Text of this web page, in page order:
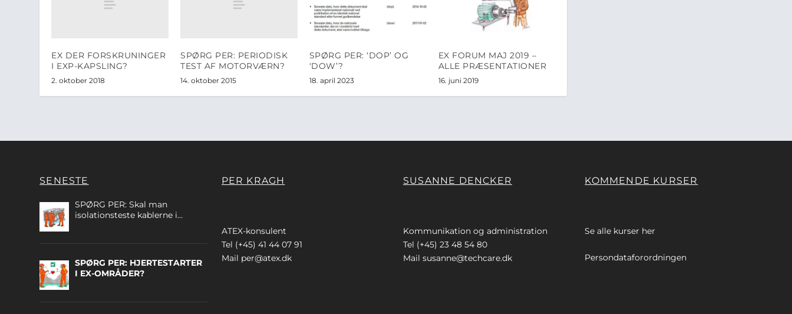
EX DER FORSKRUNINGER
I EXP-KAPSLING?
2. oktober 2018
SPØRG PER: PERIODISK
TEST AF MOTORVÆRN?
14. oktober 2015
SPØRG PER: ‘DOP’ OG
‘DOW’?
18. april 2023
EX FORUM MAJ 2019 –
ALLE PRÆSENTATIONER
16. juni 2019
SENESTE
SPØRG PER: Skal man
isolationsteste kablerne i
SPØRG PER: HJERTESTARTER
I EX-OMRÅDER?
PER KRAGH
ATEX-konsulent
Tel (+45) 41 44 07 91
Mail per@atex.dk
SUSANNE DENCKER
Kommunikation og administration
Tel (+45) 23 48 54 80
Mail susanne@techcare.dk
KOMMENDE KURSER
Se alle kurser her
Persondataforordningen